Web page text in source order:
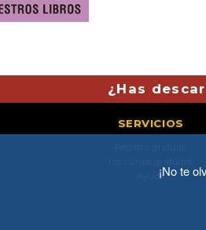
¿Has
SERVICIOS
Ayuda¡No te